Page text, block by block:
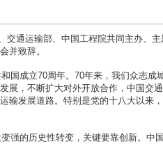
运输部、中国工程院共同主办、主
并致辞。
成立70周年。70年来，我们众志成
展，不断扩大对外开放合作，中国交
输发展道路。特别是党的十八大以来
的历史性转变，关键要靠创新。中